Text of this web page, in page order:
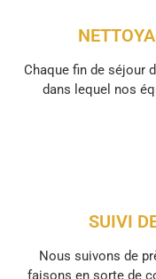
Chaque fin de séjour
dans lequel nos
SUIVI
Nous suivons de
faisons en sorte de